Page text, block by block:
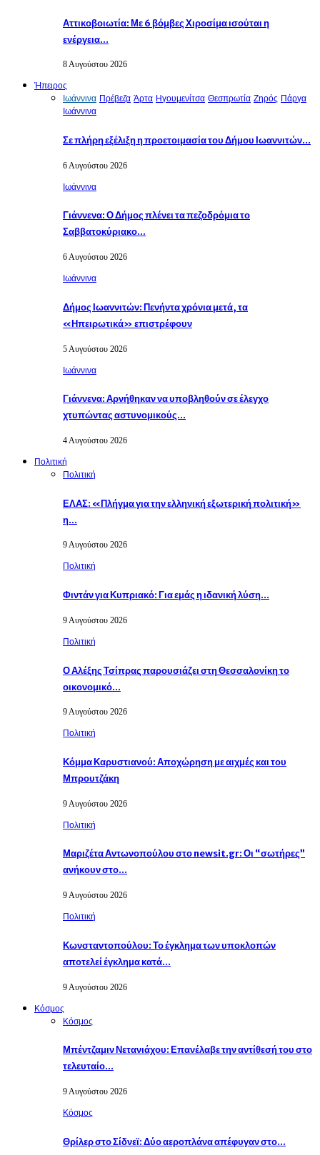
Αττικοβοιωτία: Με 6 βόμβες Χιροσίμα ισούται η
ενέργεια…
8 Αυγούστου 2026
Ήπειρος
Ιωάννινα Πρέβεζα Άρτα Ηγουμενίτσα Θεσπρωτία Ζηρός Πάργα
Ιωάννινα
Σε πλήρη εξέλιξη η προετοιμασία του Δήμου Ιωαννιτών…
6 Αυγούστου 2026
Ιωάννινα
Γιάννενα: Ο Δήμος πλένει τα πεζοδρόμια το
Σαββατοκύριακο…
6 Αυγούστου 2026
Ιωάννινα
Δήμος Ιωαννιτών: Πενήντα χρόνια μετά, τα
«Ηπειρωτικά» επιστρέφουν
5 Αυγούστου 2026
Ιωάννινα
Γιάννενα: Αρνήθηκαν να υποβληθούν σε έλεγχο
χτυπώντας αστυνομικούς…
4 Αυγούστου 2026
Πολιτική
Πολιτική
ΕΛΑΣ: «Πλήγμα για την ελληνική εξωτερική πολιτική»
η…
9 Αυγούστου 2026
Πολιτική
Φιντάν για Κυπριακό: Για εμάς η ιδανική λύση…
9 Αυγούστου 2026
Πολιτική
Ο Αλέξης Τσίπρας παρουσιάζει στη Θεσσαλονίκη το
οικονομικό…
9 Αυγούστου 2026
Πολιτική
Κόμμα Καρυστιανού: Αποχώρηση με αιχμές και του
Μπρουτζάκη
9 Αυγούστου 2026
Πολιτική
Μαριζέτα Αντωνοπούλου στο newsit.gr: Οι “σωτήρες”
ανήκουν στο…
9 Αυγούστου 2026
Πολιτική
Κωνσταντοπούλου: Το έγκλημα των υποκλοπών
αποτελεί έγκλημα κατά…
9 Αυγούστου 2026
Κόσμος
Κόσμος
Μπέντζαμιν Νετανιάχου: Επανέλαβε την αντίθεσή του στο
τελευταίο…
9 Αυγούστου 2026
Κόσμος
Θρίλερ στο Σίδνεϊ: Δύο αεροπλάνα απέφυγαν στο…